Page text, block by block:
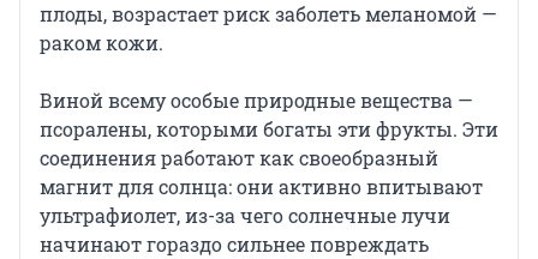
плоды, возрастает риск заболеть меланомой —
раком кожи.
Виной всему особые природные вещества —
псоралены, которыми богаты эти фрукты. Эти
соединения работают как своеобразный
магнит для солнца: они активно впитывают
ультрафиолет, из-за чего солнечные лучи
начинают гораздо сильнее повреждать